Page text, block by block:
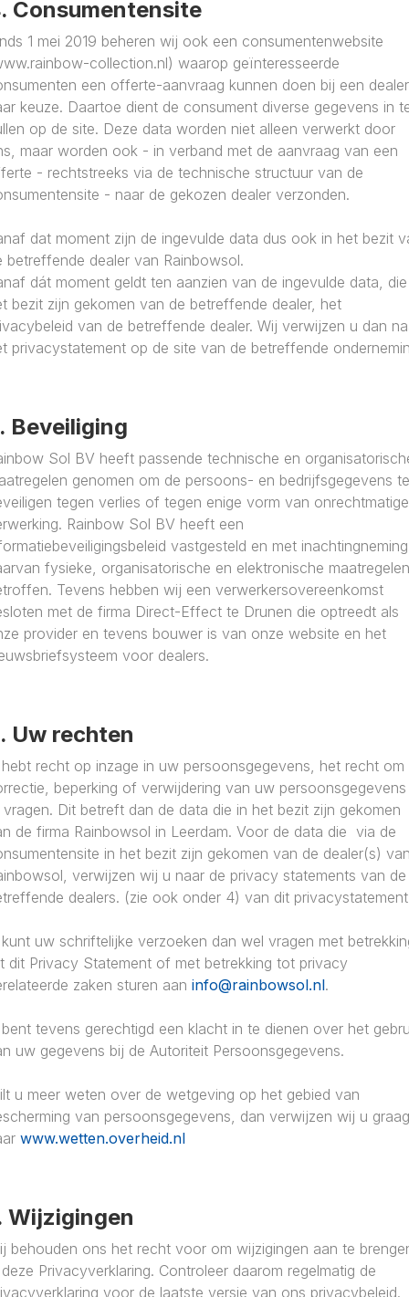
Consumentensite
1 mei 2019 beheren wij ook een consumentenwebsite
collection.nl) waarop geïnteresseerde
een offerte-aanvraag kunnen doen bij een dealer
keuze. Daartoe dient de consument diverse gegevens in
op de site. Deze data worden niet alleen verwerkt door
maar worden ook - in verband met de aanvraag van een
- rechtstreeks via de technische structuur van de
- naar de gekozen dealer verzonden.
dat moment zijn de ingevulde data dus ook in het bezit
betreffende dealer van Rainbowsol.
dát moment geldt ten aanzien van de ingevulde data,
bezit zijn gekomen van de betreffende dealer, het
van de betreffende dealer. Wij verwijzen u dan
privacystatement op de site van de betreffende
Beveiliging
Sol BV heeft passende technische en
genomen om de persoons- en bedrijfsgegevens te
tegen verlies of tegen enige vorm van onrechtmatige
Rainbow Sol BV heeft een
vastgesteld en met inachtingneming
fysieke, organisatorische en elektronische maatregelen
Tevens hebben wij een verwerkersovereenkomst
met de firma Direct-Effect te Drunen die optreedt als
provider en tevens bouwer is van onze website en het
voor dealers.
Uw rechten
recht op inzage in uw persoonsgegevens, het recht om
beperking of verwijdering van uw persoonsgegevens
Dit betreft dan de data die in het bezit zijn gekomen
de firma Rainbowsol in Leerdam. Voor de data die via de
in het bezit zijn gekomen van de dealer(s)
verwijzen wij u naar de privacy statements van de
dealers. (zie ook onder 4) van dit
uw schriftelijke verzoeken dan wel vragen met
dit Privacy Statement of met betrekking tot privacy
zaken sturen aan info@rainbowsol.nl.
tevens gerechtigd een klacht in te dienen over het
uw gegevens bij de Autoriteit Persoonsgegevens.
u meer weten over de wetgeving op het gebied van
van persoonsgegevens, dan verwijzen wij u graag
www.wetten.overheid.nl
Wijzigingen
behouden ons het recht voor om wijzigingen aan te
Privacyverklaring. Controleer daarom regelmatig de
voor de laatste versie van ons privacybeleid.